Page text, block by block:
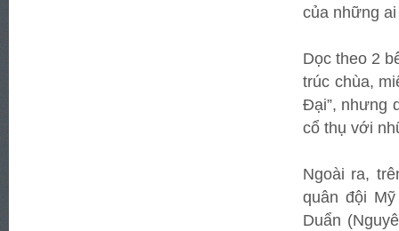
của những
Dọc theo 2
trúc chùa,
Đại”, nhưng
cổ thụ với
Ngoài ra,
quân đội
Duẩn